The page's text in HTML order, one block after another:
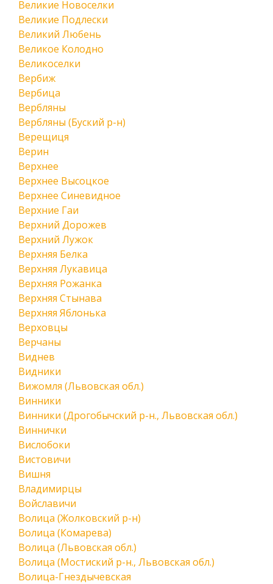
Великие Новоселки
Великие Подлески
Великий Любень
Великое Колодно
Великоселки
Вербиж
Вербица
Вербляны
Вербляны (Буский р-н)
Верещиця
Верин
Верхнее
Верхнее Высоцкое
Верхнее Синевидное
Верхние Гаи
Верхний Дорожев
Верхний Лужок
Верхняя Белка
Верхняя Лукавица
Верхняя Рожанка
Верхняя Стынава
Верхняя Яблонька
Верховцы
Верчаны
Виднев
Видники
Вижомля (Львовская обл.)
Винники
Винники (Дрогобычский р-н., Львовская обл.)
Виннички
Вислобоки
Вистовичи
Вишня
Владимирцы
Войславичи
Волица (Жолковский р-н)
Волица (Комарева)
Волица (Львовская обл.)
Волица (Мостиский р-н., Львовская обл.)
Волица-Гнездычевская